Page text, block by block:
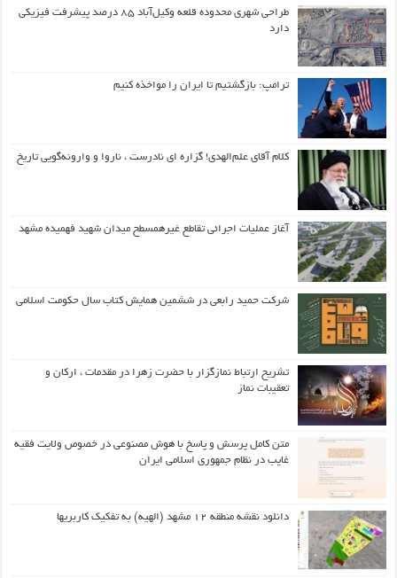
طراحی شهری محدوده قلعه وکیل‌آباد ۸۵ درصد پیشرفت فیزیکی
دارد
ترامپ: بازگشتیم تا ایران را مواخذه کنیم
کلام آقای علم‌الهدی! گزاره ای نادرست ، ناروا و وارونه‌گویی تاریخ
آغاز عملیات اجرائی تقاطع غیرهمسطح میدان شهید فهمیده مشهد
شرکت حمید رابعی در ششمین همایش کتاب سال حکومت اسلامی
تشریح ارتباط نمازگزار با حضرت زهرا در مقدمات ، ارکان و
تعقیبات نماز
متن کامل پرسش و پاسخ با هوش مصنوعی در خصوص ولایت فقیه
غایب در نظام جمهوری اسلامی ایران
دانلود نقشه منطقه ۱۲ مشهد (الهیه) به تفکیک کاربریها